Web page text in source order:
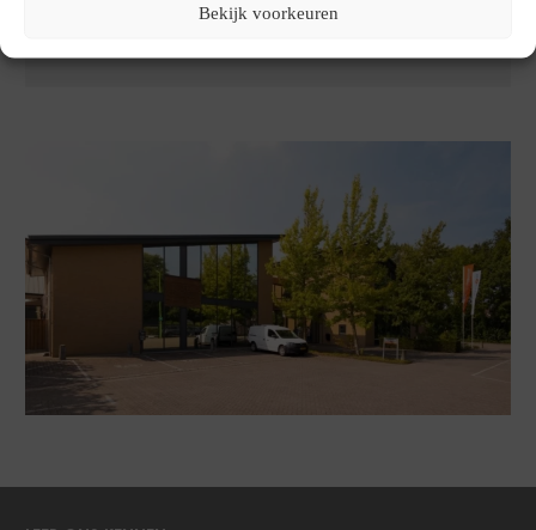
Bekijk voorkeuren
Telefonisch bereikbaar van maandag t/m vrijdag van 08.00 tot